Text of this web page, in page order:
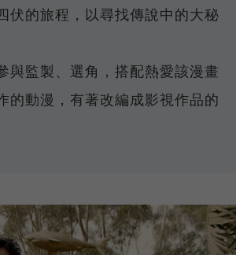
伏的旅程，以尋找傳說中的大秘
與監製、選角，搭配熱愛該漫畫
的動漫，有著改編成影視作品的